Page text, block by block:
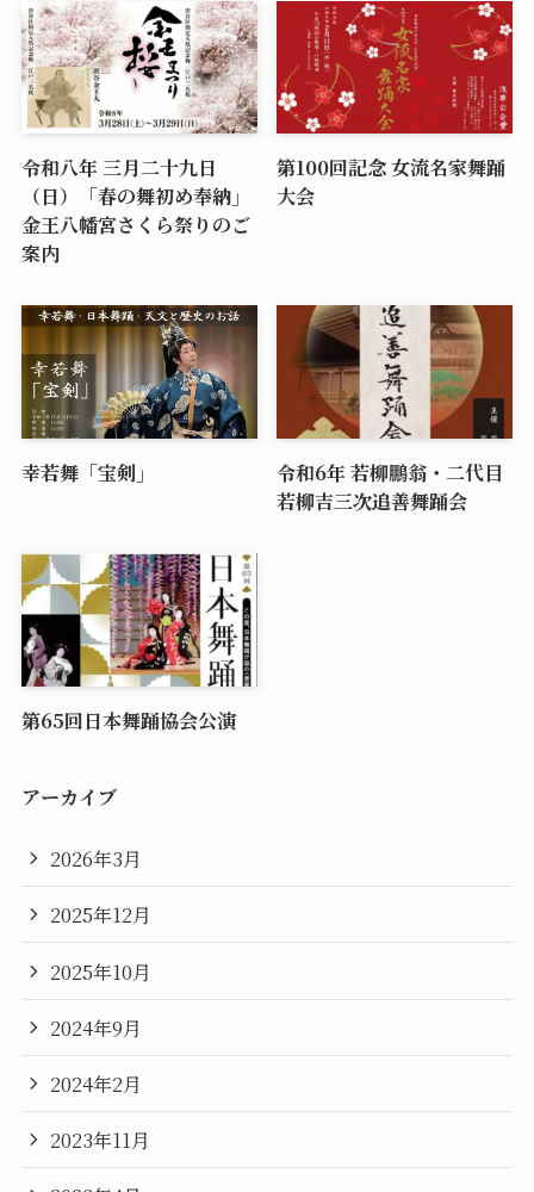
令和八年 三月二十九日
（日）「春の舞初め奉納」
金王八幡宮さくら祭りのご
案内
第100回記念 女流名家舞踊
大会
幸若舞「宝剣」
令和6年 若柳鵬翁・二代目
若柳吉三次追善舞踊会
第65回日本舞踊協会公演
アーカイブ
2026年3月
2025年12月
2025年10月
2024年9月
2024年2月
2023年11月